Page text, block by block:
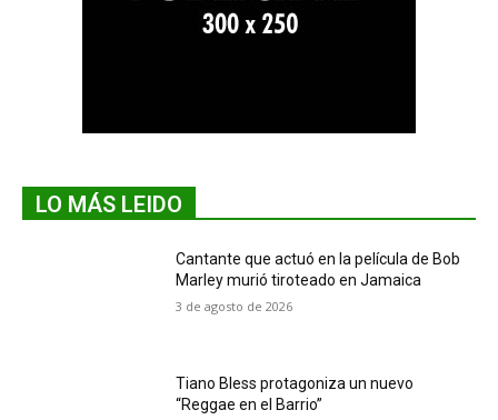
LO MÁS LEIDO
Cantante que actuó en la película de Bob
Marley murió tiroteado en Jamaica
3 de agosto de 2026
Tiano Bless protagoniza un nuevo
“Reggae en el Barrio”